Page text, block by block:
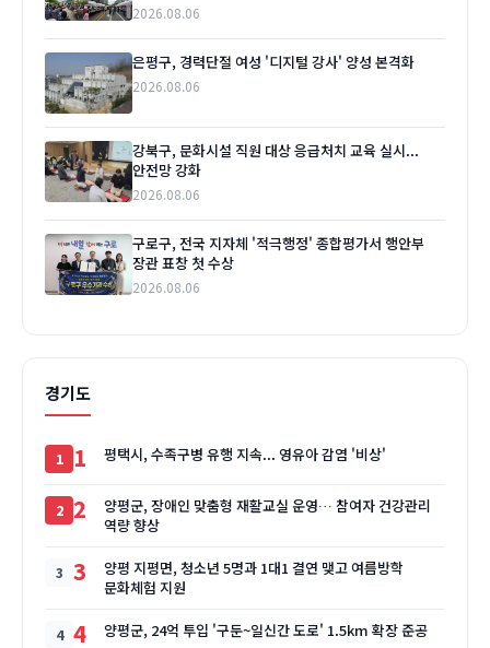
2026.08.06
은평구, 경력단절 여성 '디지털 강사' 양성 본격화
2026.08.06
강북구, 문화시설 직원 대상 응급처치 교육 실시...
안전망 강화
2026.08.06
구로구, 전국 지자체 '적극행정' 종합평가서 행안부
장관 표창 첫 수상
2026.08.06
경기도
1 평택시, 수족구병 유행 지속... 영유아 감염 '비상'
2
양평군, 장애인 맞춤형 재활교실 운영… 참여자 건강관리
역량 향상
3
양평 지평면, 청소년 5명과 1대1 결연 맺고 여름방학
문화체험 지원
4 양평군, 24억 투입 '구둔~일신간 도로' 1.5km 확장 준공